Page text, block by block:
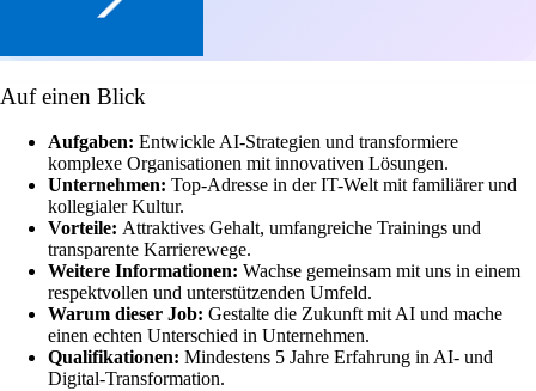
Auf einen Blick
Aufgaben: Entwickle AI-Strategien und transformiere
komplexe Organisationen mit innovativen Lösungen.
Unternehmen: Top-Adresse in der IT-Welt mit familiärer und
kollegialer Kultur.
Vorteile: Attraktives Gehalt, umfangreiche Trainings und
transparente Karrierewege.
Weitere Informationen: Wachse gemeinsam mit uns in einem
respektvollen und unterstützenden Umfeld.
Warum dieser Job: Gestalte die Zukunft mit AI und mache
einen echten Unterschied in Unternehmen.
Qualifikationen: Mindestens 5 Jahre Erfahrung in AI- und
Digital-Transformation.